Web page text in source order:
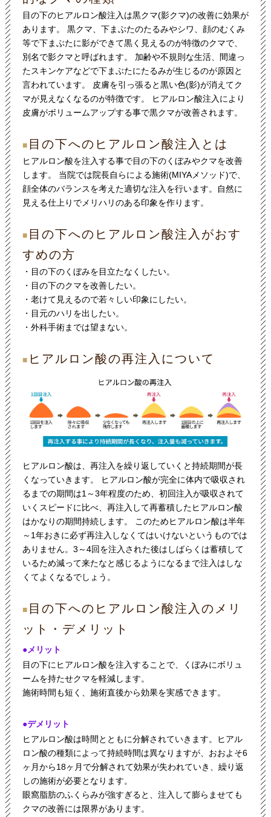
目の下のヒアルロン酸注入は黒クマ(影クマ)の改善に効果が
あります。 黒クマ、下まぶたのたるみやシワ、顔のむくみ
等で下まぶたに影ができて黒く見えるのが特徴のクマで、
別名で影クマと呼ばれます。 加齢や不規則な生活、間違っ
たスキンケアなどで下まぶたにたるみが生じるのが原因と
言われています。 皮膚を引っ張ると黒い色(影)が消えてク
マが見えなくなるのが特徴です。 ヒアルロン酸注入により
皮膚がボリュームアップする事で黒クマが改善されます。
■ 目の下へのヒアルロン酸注入とは
ヒアルロン酸を注入する事で目の下のくぼみやクマを改善
します。 当院では院長自らによる施術(MIYAメソッド)で、
顔全体のバランスを考えた適切な注入を行います。自然に
見える仕上りでメリハリのある印象を作ります。
■ 目の下へのヒアルロン酸注入がおす
すめの方
・目の下のくぼみを目立たなくしたい。
・目の下のクマを改善したい。
・老けて見えるので若々しい印象にしたい。
・目元のハリを出したい。
・外科手術までは望まない。
■ ヒアルロン酸の再注入について
ヒアルロン酸は、再注入を繰り返していくと持続期間が長
くなっていきます。 ヒアルロン酸が完全に体内で吸収され
るまでの期間は1～3年程度のため、初回注入が吸収されて
いくスピードに比べ、再注入して再蓄積したヒアルロン酸
はかなりの期間持続します。 このためヒアルロン酸は半年
～1年おきに必ず再注入しなくてはいけないというものでは
ありません。3～4回を注入された後はしばらくは蓄積して
いるため減って来たなと感じるようになるまで注入はしな
くてよくなるでしょう。
■ 目の下へのヒアルロン酸注入のメリ
ット・デメリット
●メリット
目の下にヒアルロン酸を注入することで、くぼみにボリュ
ームを持たせクマを軽減します。
施術時間も短く、施術直後から効果を実感できます。
●デメリット
ヒアルロン酸は時間とともに分解されていきます。ヒアル
ロン酸の種類によって持続時間は異なりますが、おおよそ6
ヶ月から18ヶ月で分解されて効果が失われていき、繰り返
しの施術が必要となります。
眼窩脂肪のふくらみが強すぎると、注入して膨らませても
クマの改善には限界があります。